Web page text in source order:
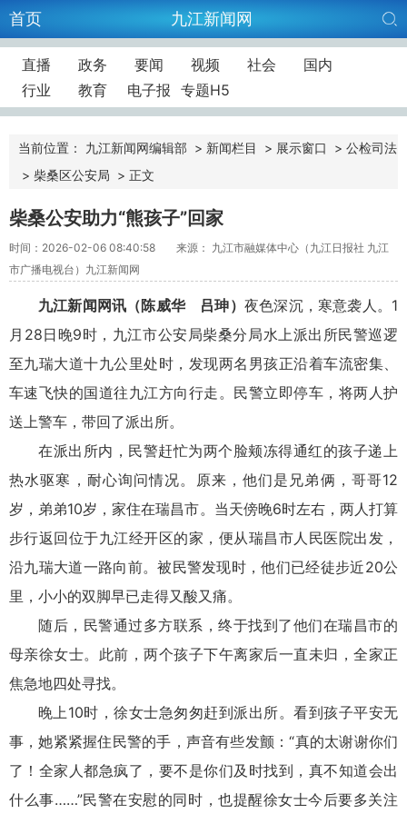
首页 九江新闻网
直播 政务 要闻 视频 社会
国内
行业
教育 电子报 专题H5
当前位置： 九江新闻网编辑部 > 新闻栏目 > 展示窗口 > 公检司法
> 柴桑区公安局 > 正文
柴桑公安助力“熊孩子”回家
时间：2026-02-06 08:40:58
来源： 九江市融媒体中心（九江日报社 九江
市广播电视台）九江新闻网
九江新闻网讯（陈威华 吕珅） 夜色深沉，寒意袭人。1
月28日晚9时，九江市公安局柴桑分局水上派出所民警巡逻
至九瑞大道十九公里处时，发现两名男孩正沿着车流密集、
车速飞快的国道往九江方向行走。民警立即停车，将两人护
送上警车，带回了派出所。
在派出所内，民警赶忙为两个脸颊冻得通红的孩子递上
热水驱寒，耐心询问情况。原来，他们是兄弟俩，哥哥12
岁，弟弟10岁，家住在瑞昌市。当天傍晚6时左右，两人打算
步行返回位于九江经开区的家，便从瑞昌市人民医院出发，
沿九瑞大道一路向前。被民警发现时，他们已经徒步近20公
里，小小的双脚早已走得又酸又痛。
随后，民警通过多方联系，终于找到了他们在瑞昌市的
母亲徐女士。此前，两个孩子下午离家后一直未归，全家正
焦急地四处寻找。
晚上10时，徐女士急匆匆赶到派出所。看到孩子平安无
事，她紧紧握住民警的手，声音有些发颤：“真的太谢谢你们
了！全家人都急疯了，要不是你们及时找到，真不知道会出
什么事……”民警在安慰的同时，也提醒徐女士今后要多关注